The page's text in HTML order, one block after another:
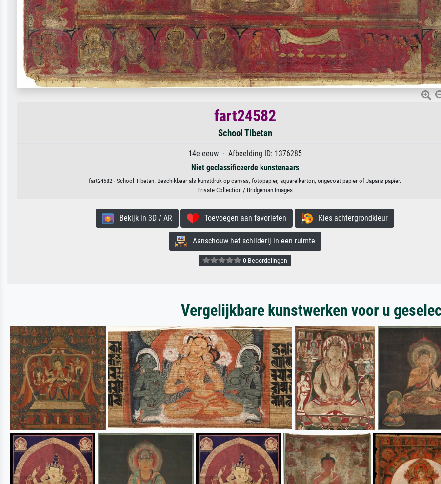
fart24582
School Tibetan
14e eeuw · Afbeelding ID: 1376285
Niet geclassificeerde kunstenaars
fart24582 · School Tibetan. Beschikbaar als kunstdruk op canvas, fotopapier, aquarelkarton, ongecoat papier of Japans papier.
Private Collection / Bridgeman Images
Bekijk in 3D / AR Toevoegen aan favorieten Kies achtergrondkleur
Aanschouw het schilderij in een ruimte
0 Beoordelingen
Vergelijkbare kunstwerken voor u